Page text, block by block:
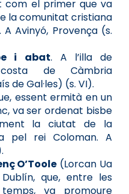
com el primer que va
la comunitat cristiana
Avinyó, Provença (s.
i abat. A l’illa de
de Càmbria
de Gal·les) (s. VI).
essent ermità en un
va ser ordenat bisbe
la ciutat de la
pel rei Coloman. A
O’Toole (Lorcan Ua
que, entre les
va promoure